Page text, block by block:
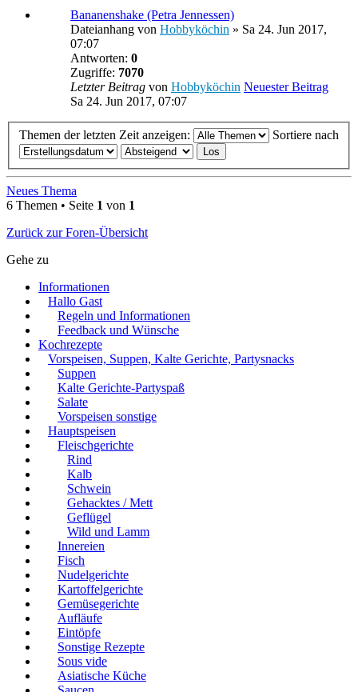
Bananenshake (Petra Jennessen)
Dateianhang von Hobbyköchin » Sa 24. Jun 2017,
07:07
Antworten: 0
Zugriffe: 7070
Letzter Beitrag von Hobbyköchin Neuester Beitrag
Sa 24. Jun 2017, 07:07
Themen der letzten Zeit anzeigen: Sortiere nach
Neues Thema
6 Themen • Seite 1 von 1
Zurück zur Foren-Übersicht
Gehe zu
Informationen
Hallo Gast
Regeln und Informationen
Feedback und Wünsche
Kochrezepte
Vorspeisen, Suppen, Kalte Gerichte, Partysnacks
Suppen
Kalte Gerichte-Partyspaß
Salate
Vorspeisen sonstige
Hauptspeisen
Fleischgerichte
Rind
Kalb
Schwein
Gehacktes / Mett
Geflügel
Wild und Lamm
Innereien
Fisch
Nudelgerichte
Kartoffelgerichte
Gemüsegerichte
Aufläufe
Eintöpfe
Sonstige Rezepte
Sous vide
Asiatische Küche